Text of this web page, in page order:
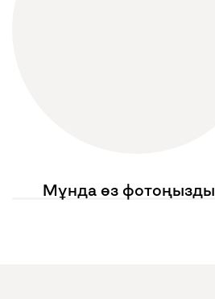
Мұнда өз фотоңызды